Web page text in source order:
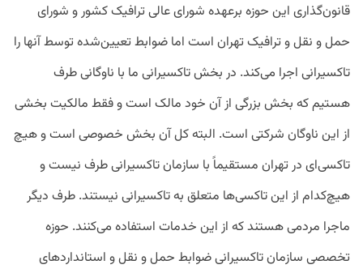
قانون‌گذاری این حوزه برعهده شورای عالی ترافیک کشور و شورای
حمل و نقل و ترافیک تهران است اما ضوابط تعیین‌شده توسط آنها را
تاکسیرانی اجرا می‌کند. در بخش تاکسیرانی ما با ناوگانی طرف
هستیم که بخش بزرگی از آن خود مالک است و فقط مالکیت بخشی
از این ناوگان شرکتی است. البته کل آن بخش خصوصی است و هیچ
تاکسی‌ای در تهران مستقیماً با سازمان تاکسیرانی طرف نیست و
هیچ‌کدام از این تاکسی‌ها متعلق به تاکسیرانی نیستند. طرف دیگر
ماجرا مردمی هستند که از این خدمات استفاده می‌کنند. حوزه
تخصصی سازمان تاکسیرانی ضوابط حمل و نقل و استانداردهای